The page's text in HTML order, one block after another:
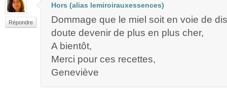
Répondre
Hors (alias lemiroirauxessences)
Dommage que le miel soit en voie de
doute devenir de plus en plus cher,
A bientôt,
Merci pour ces recettes,
Geneviève